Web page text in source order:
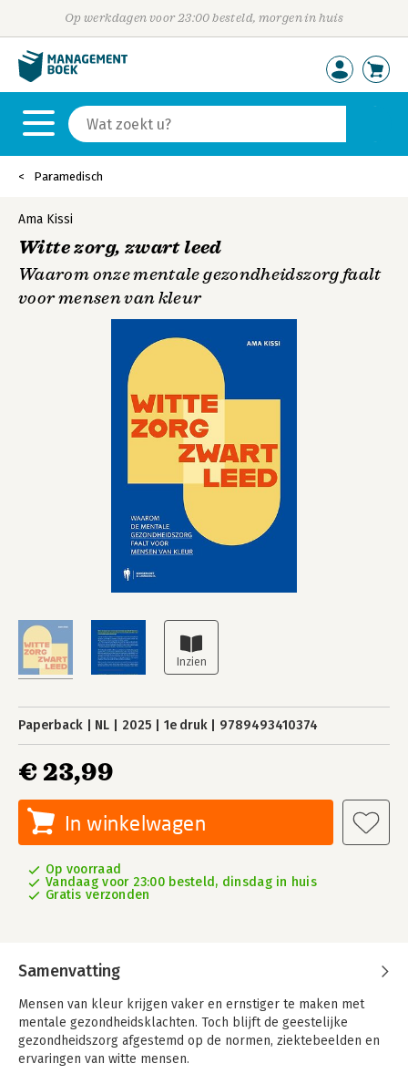
Op werkdagen voor 23:00 besteld, morgen in huis
Paramedisch
Ama Kissi
Witte zorg, zwart leed
Waarom onze mentale gezondheidszorg faalt
voor mensen van kleur
Paperback NL 2025 1e druk 9789493410374
€ 23,99
In winkelwagen
Op voorraad
Vandaag voor 23:00 besteld, dinsdag in huis
Gratis verzonden
Samenvatting
Mensen van kleur krijgen vaker en ernstiger te maken met
mentale gezondheidsklachten. Toch blijft de geestelijke
gezondheidszorg afgestemd op de normen, ziektebeelden en
ervaringen van witte mensen.